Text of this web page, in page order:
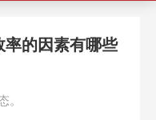
率的因素有哪些
。